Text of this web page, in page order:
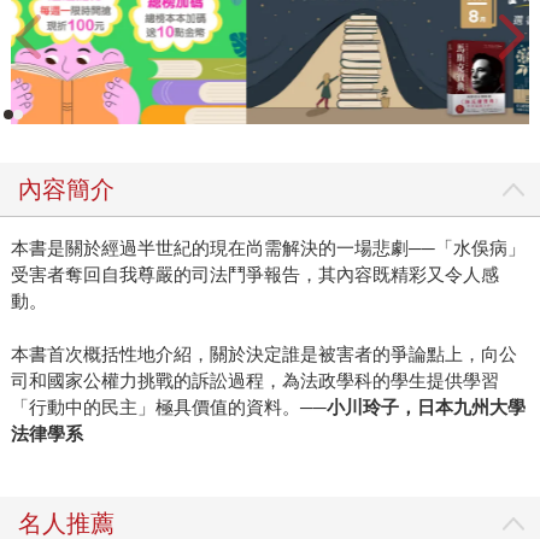
內容簡介
本書是關於經過半世紀的現在尚需解決的一場悲劇──「水俁病」
受害者奪回自我尊嚴的司法鬥爭報告，其內容既精彩又令人感
動。
本書首次概括性地介紹，關於決定誰是被害者的爭論點上，向公
司和國家公權力挑戰的訴訟過程，為法政學科的學生提供學習
「行動中的民主」極具價值的資料。 ──小川玲子，日本九州大學
法律學系
名人推薦